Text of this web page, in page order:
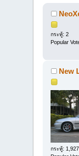
กระทู้: 2
Popular
New
กระทู้: 1,927